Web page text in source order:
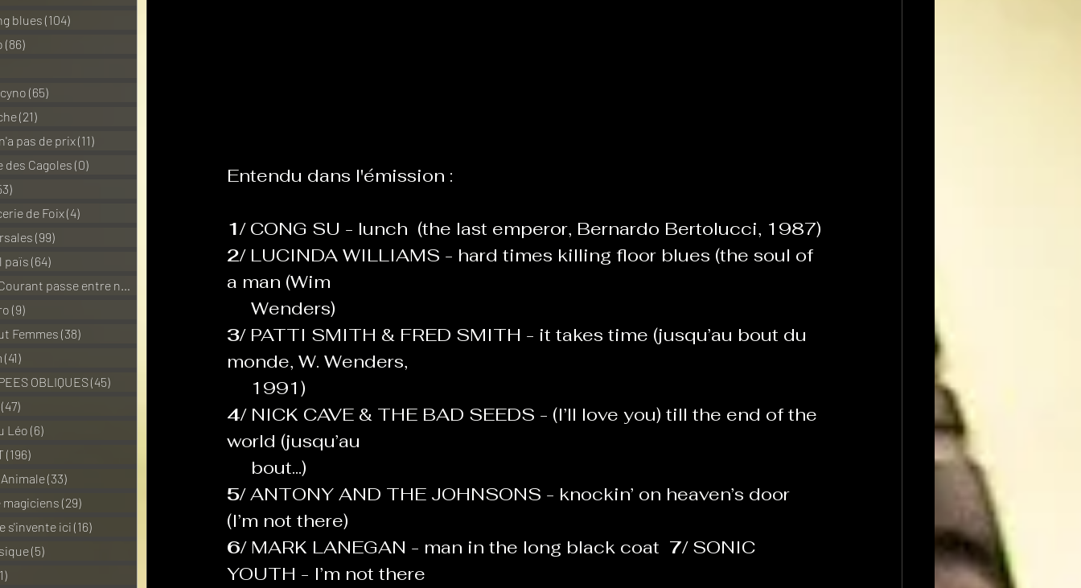
blues (104)
(86)
(65)
(21)
pas de prix(11)
des Cagoles (0)
de Foix(4)
(99)
païs (64)
Pour que le Courant passe entre nou
(9)
Femmes (38)
(41)
OBLIQUES(45)
(47)
Léo (6)
(196)
(33)
(29)
s'invente ici (16)
(5)
Les Transversales Politique del païs
Tralalaboum
LES ECHAPPEES OBLIQUES
Entendu dans l'émission :
1/ CONG SU - lunch  (the last emperor, Bernardo Bertolucci, 1987)
2/ LUCINDA WILLIAMS - hard times killing floor blues (the soul of
a man (Wim
     Wenders)
3/ PATTI SMITH & FRED SMITH - it takes time (jusqu’au bout du
monde, W. Wenders,
     1991)
4/ NICK CAVE & THE BAD SEEDS - (I’ll love you) till the end of the
world (jusqu’au
     bout...)
5/ ANTONY AND THE JOHNSONS - knockin’ on heaven’s door
(I’m not there)
6/ MARK LANEGAN - man in the long black coat 7/ SONIC
YOUTH - I’m not there